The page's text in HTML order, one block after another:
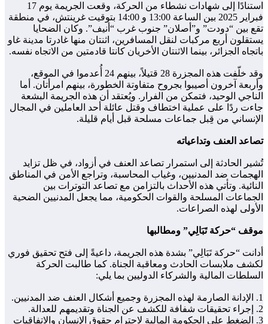
استنادًا إلى شهادات نشطاء من الحركة، وقعت الجريمة يوم 17
فبراير 2025 بين الساعة 13:00 و 14:00 بتوقيت غرينتش، في منطقة
تقع بين “دودت” و”أصلان” جنوب غرب “أنيف”. وكان الضحايا
يستقلون أربع مركبات لنقل المسافرين، اثنتان منها غادرتا مدينة غاو
باتجاه الجزائر، بينما الاثنتان الأخريان كانتا قادمتين من الاتجاه نفسه.
وقد خلّفت هذه المجزرة 28 قتيلاً، بينهم 24 أُعدموا في الموقع،
وأربعة آخرون أصيبوا بجروح متفاوتة الخطورة، بينهم امرأتان. أما
الناجي الوحيد، فتمكن من الفرار. ويُعتقد أن هذه الجريمة البشعة
جاءت ردًا على عملية اختطاف وقتل عائلة أحد العاملين في المجال
الإنساني من قِبل جماعات مسلحة قبل أيام قليلة.
تصاعد العنف وتداعياته
تُشير الحادثة إلى استمرار تصاعد العنف في أزواد، في ظل تزايد
الهجمات ضد المدنيين، وغياب المحاسبة، وتراجع الأمن في المناطق
النائية. وتأتي هذه الأحداث بالتزامن مع تصاعد التوترات بين
الجماعات المسلحة والقوات الحكومية، مما يجعل المدنيين الضحية
الأولى لهذه الصراعات.
موقف “حركة تَبَالِي” ومطالبها
أدانت “حركة تَبَالِي” بشدة هذه الجريمة، داعيةً إلى فتح تحقيق فوري
لكشف ملابسات الحادث ومعاقبة الجناة. كما طالبت الحركة
السلطات المالية والشركاء الدوليين بما يلي:
1. الإدانة الصارمة لهذه المجزرة وجميع أشكال العنف ضد المدنيين.
2. إجراء تحقيقات شفافة للكشف عن الجناة وتقديمهم للعدالة.
3. الضغط على الحكومة المالية لاحترام حقوق الإنسان والاتفاقيات